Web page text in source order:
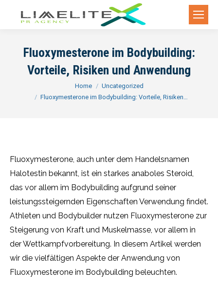
Fluoxymesterone im Bodybuilding:
Vorteile, Risiken und Anwendung
Home
Uncategorized
Fluoxymesterone im Bodybuilding: Vorteile, Risiken…
Fluoxymesterone, auch unter dem Handelsnamen
Halotestin bekannt, ist ein starkes anaboles Steroid,
das vor allem im Bodybuilding aufgrund seiner
leistungssteigernden Eigenschaften Verwendung findet.
Athleten und Bodybuilder nutzen Fluoxymesterone zur
Steigerung von Kraft und Muskelmasse, vor allem in
der Wettkampfvorbereitung. In diesem Artikel werden
wir die vielfältigen Aspekte der Anwendung von
Fluoxymesterone im Bodybuilding beleuchten.